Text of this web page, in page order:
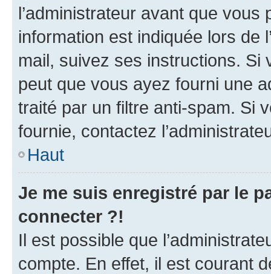
l’administrateur avant que
information est indiquée lors de
mail, suivez ses instructions. Si
peut que vous ayez fourni une
traité par un filtre anti-spam. Si
fournie, contactez
Haut
Je me suis enregistré par le
connecter ?!
Il est possible que
compte. En effet, il est courant